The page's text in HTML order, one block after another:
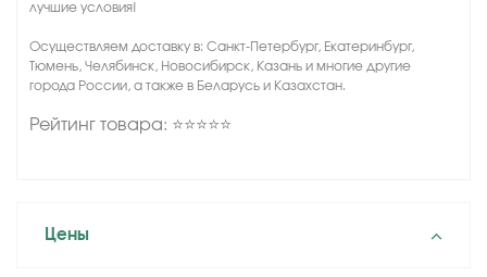
лучшие условия!
Осуществляем доставку в: Санкт-Петербург, Екатеринбург,
Тюмень, Челябинск, Новосибирск, Казань и многие другие
города России, а также в Беларусь и Казахстан.
Рейтинг товара: ⭐⭐⭐⭐⭐
Цены